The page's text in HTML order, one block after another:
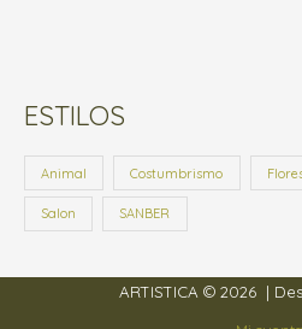
ESTILOS
Animal Costumbrismo
Salon SANBER
ARTISTICA © 2026 |